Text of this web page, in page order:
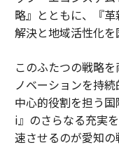
略』とともに、『
解決と地域活性化を
このふたつの戦略
ノベーションを持
中心的役割を担う
i』のさらなる充実
速させるのが愛知の